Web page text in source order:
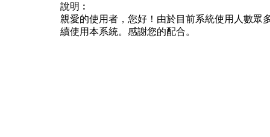
說明︰
親愛的使用者，您好！由於目前系統使用人數眾
續使用本系統。感謝您的配合。